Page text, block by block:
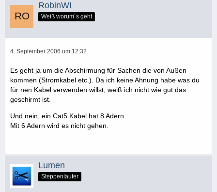
RobinWI
Weiß worum´s geht
4. September 2006 um 12:32
Es geht ja um die Abschirmung für Sachen die von Außen
kommen (Stromkabel etc.). Da ich keine Ahnung habe was du
für nen Kabel verwenden willst, weiß ich nicht wie gut das
geschirmt ist.
Und nein, ein Cat5 Kabel hat 8 Adern.
Mit 6 Adern wird es nicht gehen.
Lumen
Steppenläufer